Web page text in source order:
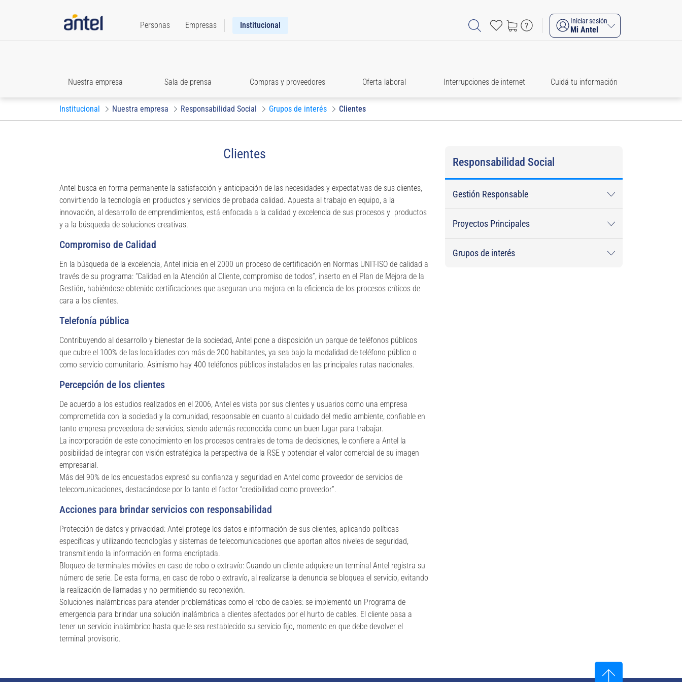
Personas Empresas Institucional Iniciar sesión
Mi Antel
Nuestra empresa Sala de prensa Compras y proveedores Oferta laboral Interrupciones de internet Cuidá tu información
Institucional Nuestra empresa Responsabilidad Social Grupos de interés Clientes
Clientes
Antel busca en forma permanente la satisfacción y anticipación de las necesidades y expectativas de sus clientes,
convirtiendo la tecnología en productos y servicios de probada calidad. Apuesta al trabajo en equipo, a la
innovación, al desarrollo de emprendimientos, está enfocada a la calidad y excelencia de sus procesos y productos
y a la búsqueda de soluciones creativas.
Compromiso de Calidad
En la búsqueda de la excelencia, Antel inicia en el 2000 un proceso de certificación en Normas UNIT-ISO de calidad a
través de su programa: “Calidad en la Atención al Cliente, compromiso de todos”, inserto en el Plan de Mejora de la
Gestión, habiéndose obtenido certificaciones que aseguran una mejora en la eficiencia de los procesos críticos de
cara a los clientes.
Telefonía pública
Contribuyendo al desarrollo y bienestar de la sociedad, Antel pone a disposición un parque de teléfonos públicos
que cubre el 100% de las localidades con más de 200 habitantes, ya sea bajo la modalidad de teléfono público o
como servicio comunitario. Asimismo hay 400 teléfonos públicos instalados en las principales rutas nacionales.
Percepción de los clientes
De acuerdo a los estudios realizados en el 2006, Antel es vista por sus clientes y usuarios como una empresa
comprometida con la sociedad y la comunidad, responsable en cuanto al cuidado del medio ambiente, confiable en
tanto empresa proveedora de servicios, siendo además reconocida como un buen lugar para trabajar.
La incorporación de este conocimiento en los procesos centrales de toma de decisiones, le confiere a Antel la
posibilidad de integrar con visión estratégica la perspectiva de la RSE y potenciar el valor comercial de su imagen
empresarial.
Más del 90% de los encuestados expresó su confianza y seguridad en Antel como proveedor de servicios de
telecomunicaciones, destacándose por lo tanto el factor “credibilidad como proveedor”.
Acciones para brindar servicios con responsabilidad
Protección de datos y privacidad: Antel protege los datos e información de sus clientes, aplicando políticas
específicas y utilizando tecnologías y sistemas de telecomunicaciones que aportan altos niveles de seguridad,
transmitiendo la información en forma encriptada.
Bloqueo de terminales móviles en caso de robo o extravío: Cuando un cliente adquiere un terminal Antel registra su
número de serie. De esta forma, en caso de robo o extravío, al realizarse la denuncia se bloquea el servicio, evitando
la realización de llamadas y no permitiendo su reconexión.
Soluciones inalámbricas para atender problemáticas como el robo de cables: se implementó un Programa de
emergencia para brindar una solución inalámbrica a clientes afectados por el hurto de cables. El cliente pasa a
tener un servicio inalámbrico hasta que le sea restablecido su servicio fijo, momento en que debe devolver el
terminal provisorio.
Responsabilidad Social
Gestión Responsable
Proyectos Principales
Grupos de interés